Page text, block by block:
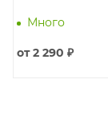
Много
от2 290 ₽